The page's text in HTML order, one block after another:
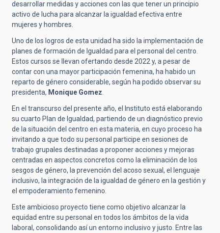
desarrollar medidas y acciones con las que tener un principio
activo de lucha para alcanzar la igualdad efectiva entre
mujeres y hombres.
Uno de los logros de esta unidad ha sido la implementación de
planes de formación de Igualdad para el personal del centro.
Estos cursos se llevan ofertando desde 2022 y, a pesar de
contar con una mayor participación femenina, ha habido un
reparto de género considerable, según ha podido observar su
presidenta, Monique Gomez
En el transcurso del presente año, el Instituto está elaborando
su cuarto Plan de Igualdad, partiendo de un diagnóstico previo
de la situación del centro en esta materia, en cuyo proceso ha
invitando a que todo su personal participe en sesiones de
trabajo grupales destinadas a proponer acciones y mejoras
centradas en aspectos concretos como la eliminación de los
sesgos de género, la prevención del acoso sexual, el lenguaje
inclusivo, la integración de la igualdad de género en la gestión y
el empoderamiento femenino.
Este ambicioso proyecto tiene como objetivo alcanzar la
equidad entre su personal en todos los ámbitos de la vida
laboral, consolidando así un entorno inclusivo y justo. Entre las